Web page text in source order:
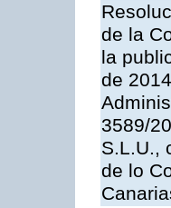
de la
la
de
3589/
S.L.U.,
de lo